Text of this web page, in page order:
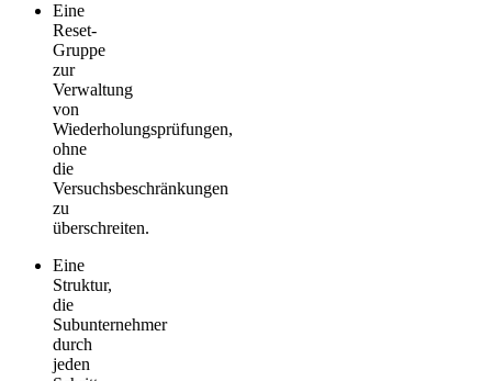
Eine
Reset-
Gruppe
zur
Verwaltung
von
Wiederholungsprüfungen,
ohne
die
Versuchsbeschränkungen
zu
überschreiten.
Eine
Struktur,
die
Subunternehmer
durch
jeden